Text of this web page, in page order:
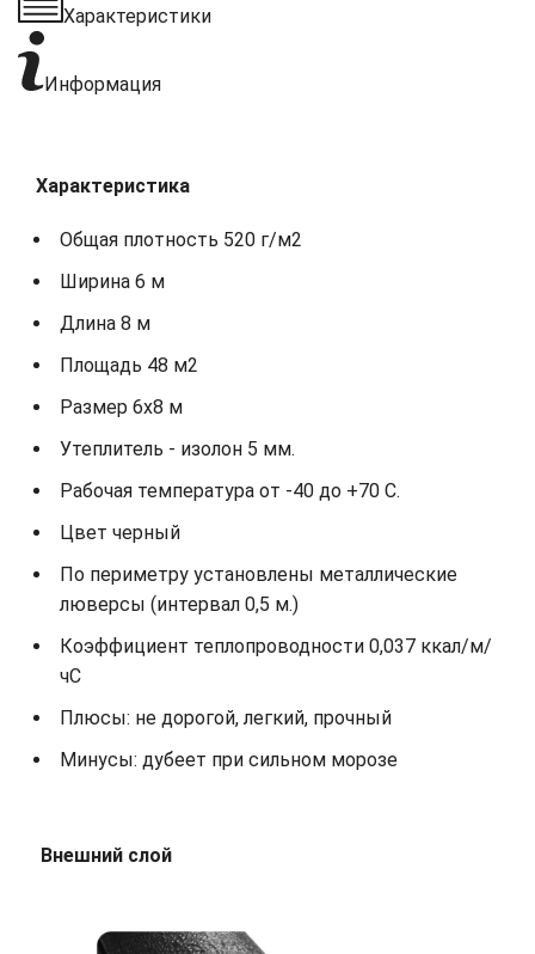
Характеристики
Информация
Характеристика
Общая плотность 520 г/м2
Ширина 6 м
Длина 8 м
Площадь 48 м2
Размер 6х8 м
Утеплитель - изолон 5 мм.
Рабочая температура от -40 до +70 С.
Цвет черный
По периметру установлены металлические
люверсы (интервал 0,5 м.)
Коэффициент теплопроводности 0,037 ккал/м/
чС
Плюсы: не дорогой, легкий, прочный
Минусы: дубеет при сильном морозе
Внешний слой